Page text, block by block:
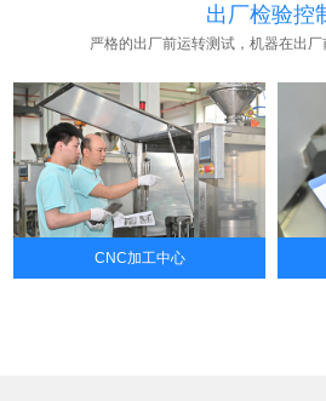
出厂检验控
严格的出厂前运转测试，机器在出
CNC加工中心